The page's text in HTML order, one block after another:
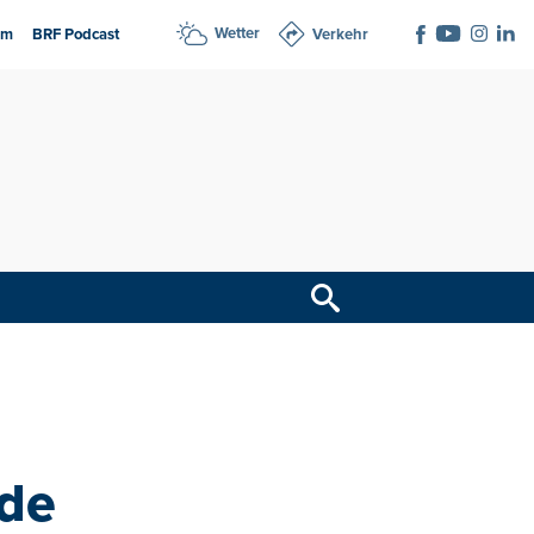
BRF Podcast Wetter Verkehr